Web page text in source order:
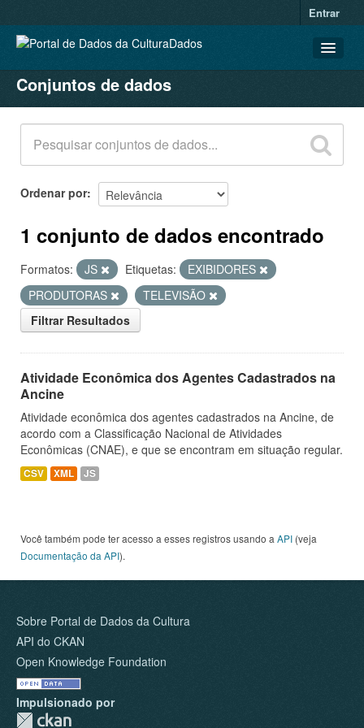
Entrar
CONJUNTOS DE DADOS
ORGANIZAÇÕES
GRUPOS
SOBRE
Conjuntos de dados
Ordenar por
1 conjunto de dados encontrado
Formatos: JS Etiquetas:
EXIBIDORES
PRODUTORAS
TELEVISÃO
Filtrar Resultados
Atividade Econômica dos Agentes Cadastrados na
Ancine
Atividade econômica dos agentes cadastrados na Ancine, de
acordo com a Classificação Nacional de Atividades
Econômicas (CNAE), e que se encontram em situação regular.
CSV XML JS
Você também pode ter acesso a esses registros usando a API (veja
Documentação da API).
Sobre Portal de Dados da Cultura
API do CKAN
Open Knowledge Foundation
Impulsionado por